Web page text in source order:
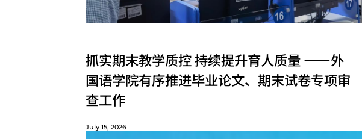
抓实期末教学质控 持续提升育人质量 ——外
国语学院有序推进毕业论文、期末试卷专项审
查工作
July 15, 2026